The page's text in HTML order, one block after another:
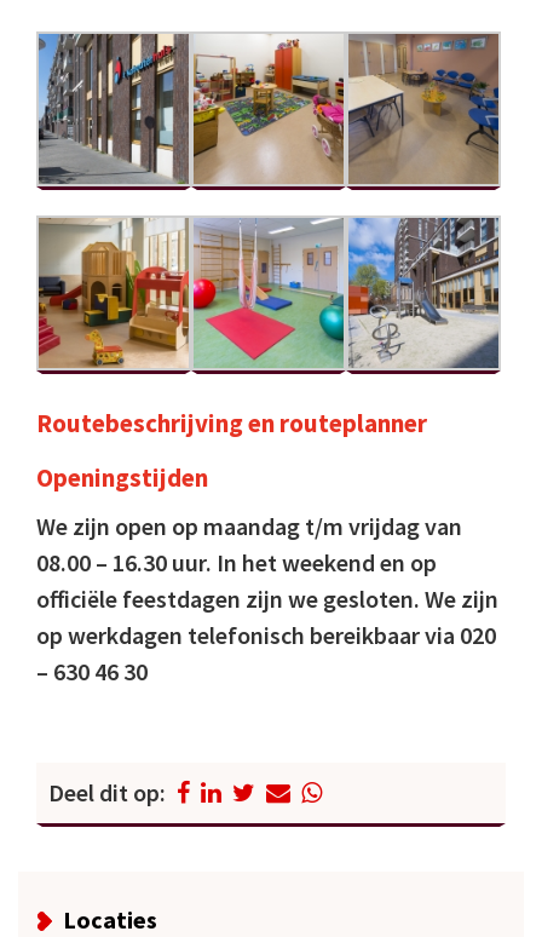
Routebeschrijvingenrouteplanner
Openingstijden
We zijn open op maandag t/m vrijdag van
08.00 – 16.30 uur. In het weekend en op
officiële feestdagen zijn we gesloten. We zijn
op werkdagen telefonisch bereikbaar via 020
– 630 46 30
Deel dit op:
Locaties